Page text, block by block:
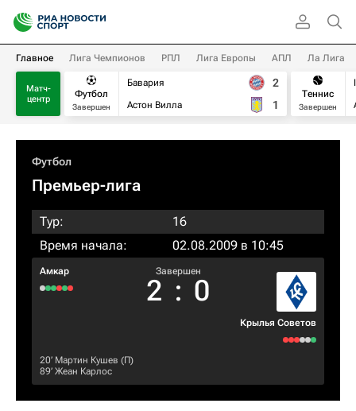
Главное Лига Чемпионов РПЛ Лига Европы АПЛ Ла Лига
Матч-
центр
Футбол
Завершен
Бавария
Астон Вилла
2
1
Теннис
Завершен
Футбол
Премьер-лига
Тур:
16
Время начала:
02.08.2009 в 10:45
Амкар Завершен
2 : 0
Крылья Советов
20‎’‎ Мартин Кушев (П)
89‎’‎ Жеан Карлос